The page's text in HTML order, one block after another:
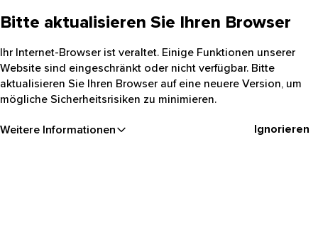
Bitte aktualisieren Sie Ihren Browser
Ihr Internet-Browser ist veraltet. Einige Funktionen unserer
Website sind eingeschränkt oder nicht verfügbar. Bitte
aktualisieren Sie Ihren Browser auf eine neuere Version, um
mögliche Sicherheitsrisiken zu minimieren.
Weitere Informationen Ignorieren